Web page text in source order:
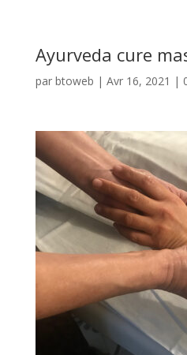
Ayurveda cure
par btoweb | Avr 16, 2021 |